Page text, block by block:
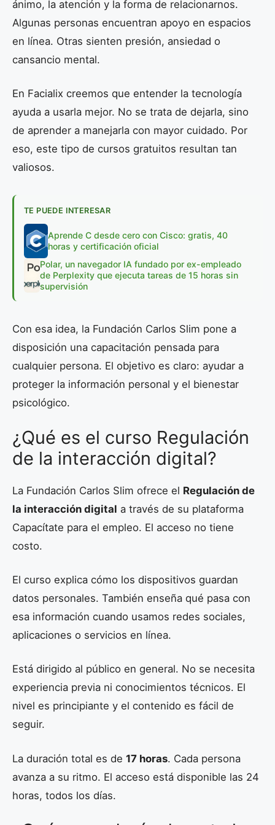
ánimo, la atención y la forma de relacionarnos.
Algunas personas encuentran apoyo en espacios
en línea. Otras sienten presión, ansiedad o
cansancio mental.
En Facialix creemos que entender la tecnología
ayuda a usarla mejor. No se trata de dejarla, sino
de aprender a manejarla con mayor cuidado. Por
eso, este tipo de cursos gratuitos resultan tan
valiosos.
TE PUEDE INTERESAR
Aprende C desde cero con Cisco: gratis, 40
horas y certificación oficial
Polar, un navegador IA fundado por ex-empleado
de Perplexity que ejecuta tareas de 15 horas sin
supervisión
Con esa idea, la Fundación Carlos Slim pone a
disposición una capacitación pensada para
cualquier persona. El objetivo es claro: ayudar a
proteger la información personal y el bienestar
psicológico.
¿Qué es el curso Regulación
de la interacción digital?
La Fundación Carlos Slim ofrece el Regulación de
la interacción digital a través de su plataforma
Capacítate para el empleo. El acceso no tiene
costo.
El curso explica cómo los dispositivos guardan
datos personales. También enseña qué pasa con
esa información cuando usamos redes sociales,
aplicaciones o servicios en línea.
Está dirigido al público en general. No se necesita
experiencia previa ni conocimientos técnicos. El
nivel es principiante y el contenido es fácil de
seguir.
La duración total es de 17 horas. Cada persona
avanza a su ritmo. El acceso está disponible las 24
horas, todos los días.